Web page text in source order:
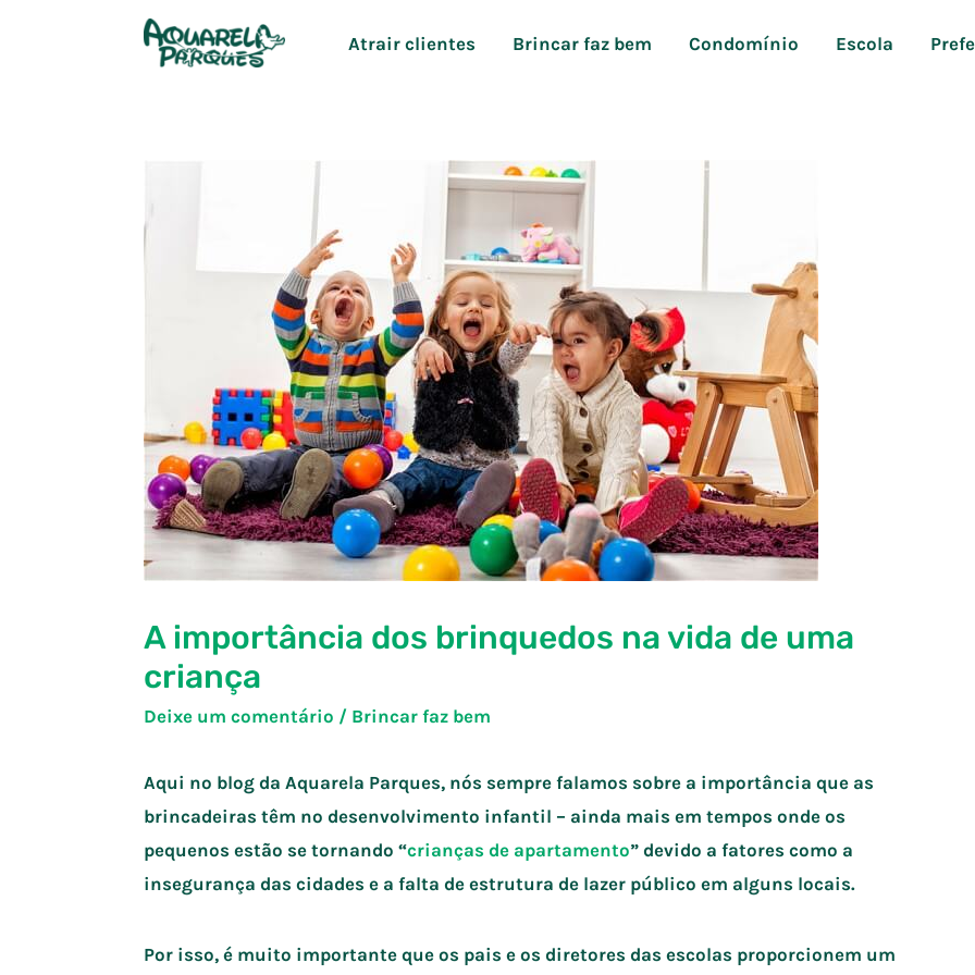
Atrair clientes Brincar faz bem Condomínio Escola
A importância dos brinquedos na vida de uma
criança
Deixe um comentário / Brincar faz bem
Aqui no blog da Aquarela Parques, nós sempre falamos sobre a importância que as
brincadeiras têm no desenvolvimento infantil – ainda mais em tempos onde os
pequenos estão se tornando “crianças de apartamento” devido a fatores como a
insegurança das cidades e a falta de estrutura de lazer público em alguns locais.
Por isso, é muito importante que os pais e os diretores das escolas proporcionem um